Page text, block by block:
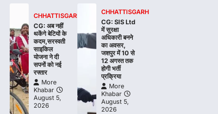
CHHATTISGARH
CG: अब नहीं
थकेंगे बेटियों के
कदम,सरस्वती
साइकिल
योजना ने दी
सपनों को नई
रफ्तार
More
Khabar
August 5,
2026
CHHATTISGARH
CG: SIS Ltd
में सुरक्षा
अधिकारी बनने
का अवसर,
जशपुर में 10 से
12 अगस्त तक
होगी भर्ती
प्रक्रिया
More
Khabar
August 5,
2026